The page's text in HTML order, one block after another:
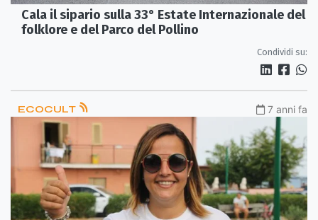
Cala il sipario sulla 33° Estate Internazionale del
folklore e del Parco del Pollino
Condividi su:
ECOCULT 7 anni fa